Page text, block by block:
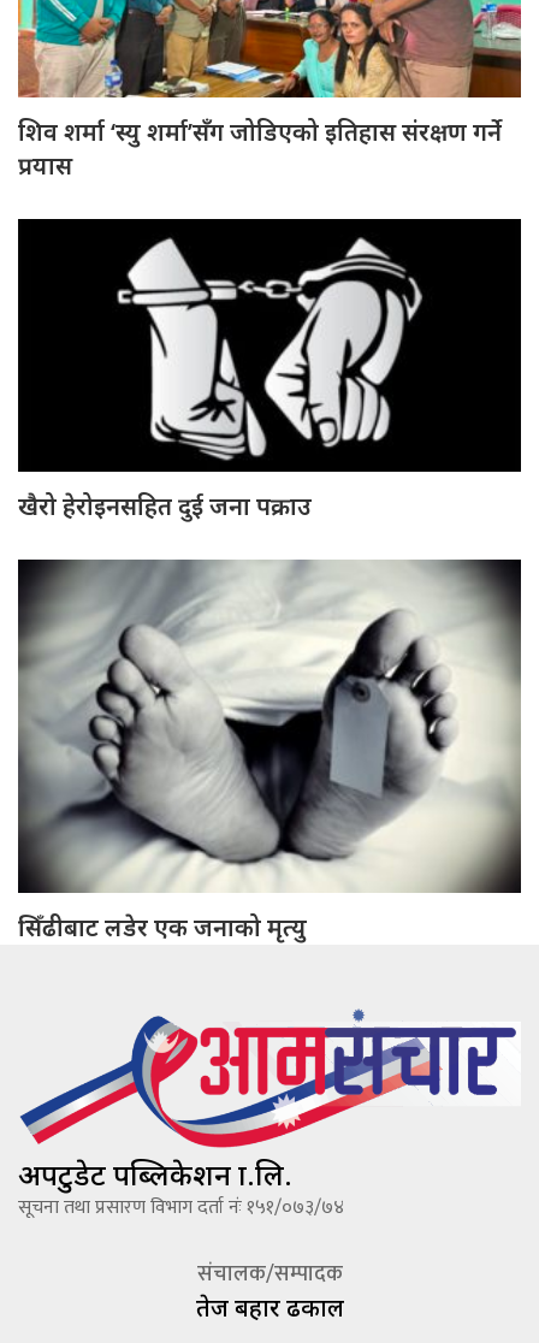
शिव शर्मा ‘स्यु शर्मा’सँग जोडिएको इतिहास संरक्षण गर्ने
प्रयास
खैरो हेरोइनसहित दुई जना पक्राउ
सिँढीबाट लडेर एक जनाको मृत्यु
अपटुडेट पब्लिकेशन प्रा.लि.
सूचना तथा प्रसारण विभाग दर्ता नंः १५१/०७३/७४
संचालक/सम्पादक
तेज बहादूर ढकाल